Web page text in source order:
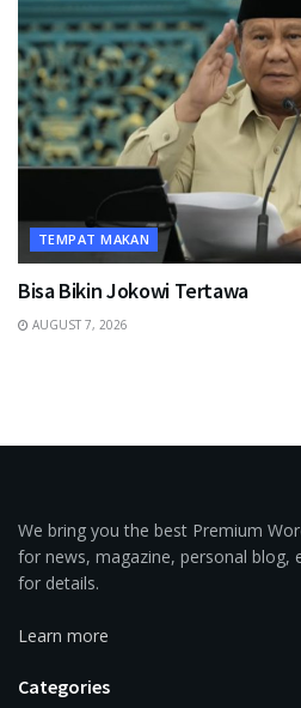
TEMPAT MAKAN
Bisa Bikin Jokowi Tertawa
AUGUST 7, 2026
We bring you the best Premium
for news, magazine, personal blog,
for details.
Learn more
Categories